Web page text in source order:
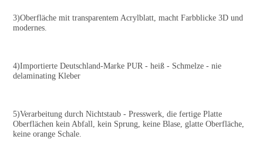
3)Oberfläche mit transparentem Acrylblatt, macht Farbblicke 3D und
modernes.
4)Importierte Deutschland-Marke PUR - heiß - Schmelze - nie
delaminating Kleber
5)Verarbeitung durch Nichtstaub - Presswerk, die fertige Platte
Oberflächen kein Abfall, kein Sprung, keine Blase, glatte Oberfläche,
keine orange Schale.